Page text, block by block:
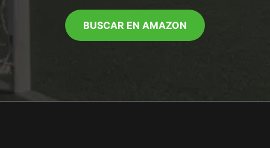
BUSCAR EN AMAZON